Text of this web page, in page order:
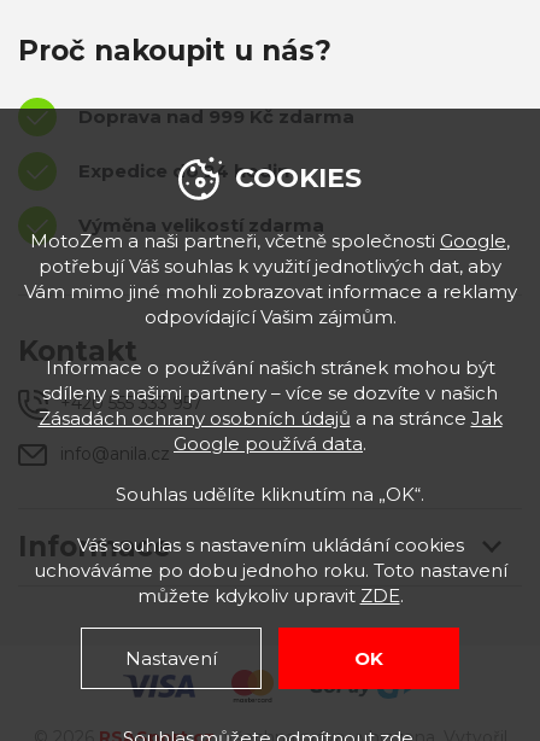
Proč nakoupit u nás?
Doprava nad 999 Kč zdarma
Expedice do 24 hodin
Výměna velikostí zdarma
Informace
Kontakt
+420 555 333 957
info@anila.cz
COOKIES
MotoZem a naši partneři, včetně společnosti Google,
potřebují Váš souhlas k využití jednotlivých dat, aby
Vám mimo jiné mohli zobrazovat informace a reklamy
odpovídající Vašim zájmům.
Informace o používání našich stránek mohou být
sdíleny s našimi partnery – více se dozvíte v našich
Zásadách ochrany osobních údajů a na stránce Jak
Google používá data.
Souhlas udělíte kliknutím na „OK“.
Váš souhlas s nastavením ukládání cookies
uchováváme po dobu jednoho roku. Toto nastavení
můžete kdykoliv upravit ZDE.
Nastavení OK